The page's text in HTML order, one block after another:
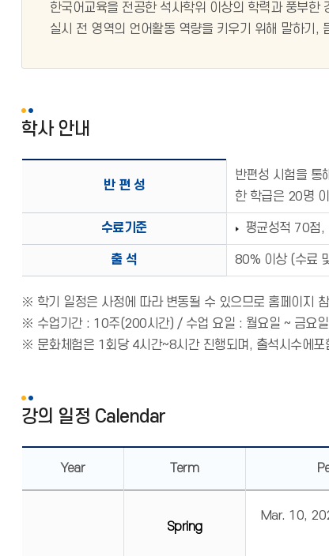
한국어교육을 전공한 석사학위 이상의 학력과 풍부
실시 전 영역의 언어활동 역량을 키우기 위해 말하기,
학사 안내
반 편 성
반편성 시험을 통
한 학급은 20명
수료기준 평균성적 70점,
출 석 80% 이상 (수료
※ 학기 일정은 사정에 따라 변동될 수 있으므로 홈페이지
※ 수업기간 : 10주(200시간) / 수업 요일 : 월요일 ~ 금요
※ 문화체험은 1회당 4시간~8시간 진행되며, 출석시수에
강의 일정 Calendar
Year Term
Spring
Mar. 10,